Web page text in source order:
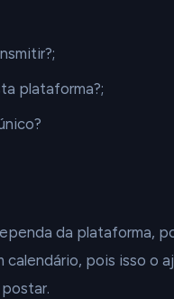
plataforma?;
da plataforma,
calendário, pois isso o